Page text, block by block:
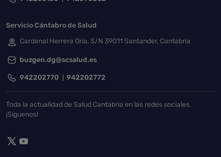
Servicio Cántabro de Salud
Cardenal Herrera Oria, S/N 39011 Santander, Cantabria
buzgen.dg@scsalud.es
942202770 942202772
Toda la actualidad de Salud Cantabria en las redes sociales.
¡Síguenos!